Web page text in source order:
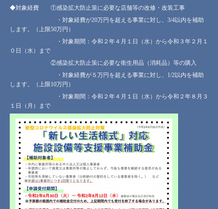
◆対象経費 ①感染拡大防止策に必要な店舗等の改修・改装工事
・対象経費が20万円を超える事業に対し、3/4以内を補助
します。（上限50万円）
・対象期間：令和２年４月１日（水）から令和３年２月１
０日（水）まで
②感染拡大防止策に必要な衛生用品（消耗品）等の購入
・対象経費が５万円を超える事業に対し、1/2以内を補助
します。（上限10万円）
・対象期間：令和２年４月１日（水）から令和２年８月３
１日（月）まで